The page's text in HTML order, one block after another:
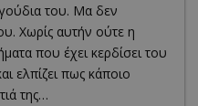
του. Μα δεν
Χωρίς αυτήν ούτε η
που έχει κερδίσει του
ελπίζει πως κάποιο
της…